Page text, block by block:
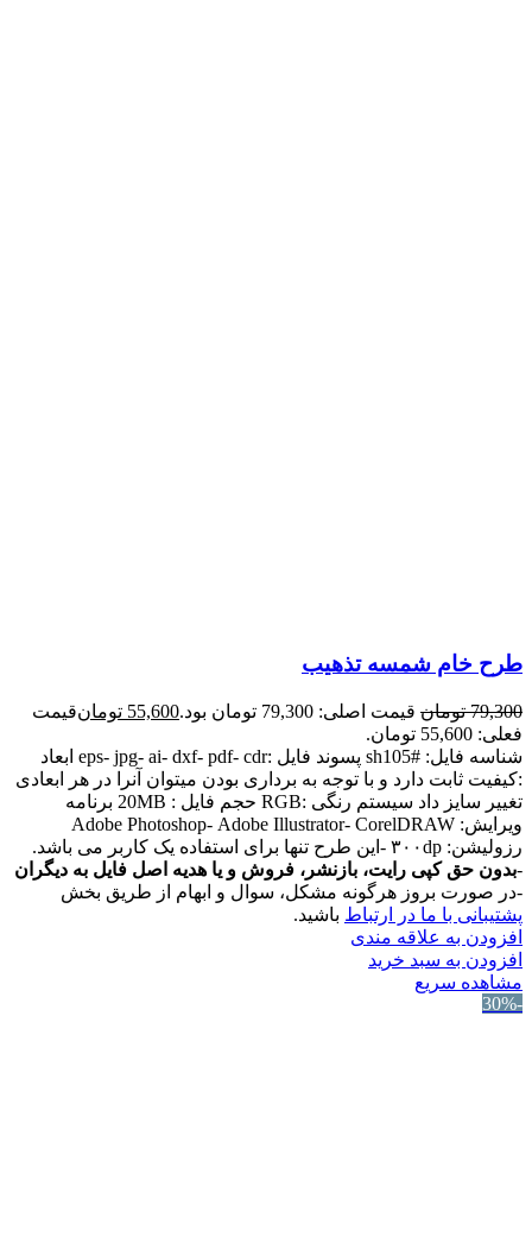
طرح خام شمسه تذهیب
79,300 تومان قیمت اصلی: 79,300 تومان بود. 55,600 تومانقیمت
فعلی: 55,600 تومان.
شناسه فایل: #sh105 پسوند فایل :eps- jpg- ai- dxf- pdf- cdr ابعاد
:کیفیت ثابت دارد و با توجه به برداری بودن میتوان آنرا در هر ابعادی
تغییر سایز داد سیستم رنگی :RGB حجم فایل : 20MB برنامه
ویرایش: Adobe Photoshop- Adobe Illustrator- CorelDRAW
رزولیشن: ۳۰۰dp -این طرح تنها برای استفاده یک کاربر می باشد.
-بدون حق کپی رایت، بازنشر، فروش و یا هدیه اصل فایل به دیگران
-در صورت بروز هرگونه مشکل، سوال و ابهام از طریق بخش
پشتیبانی با ما در ارتباط باشید.
افزودن به علاقه مندی
افزودن به سبد خرید
مشاهده سریع
-30%